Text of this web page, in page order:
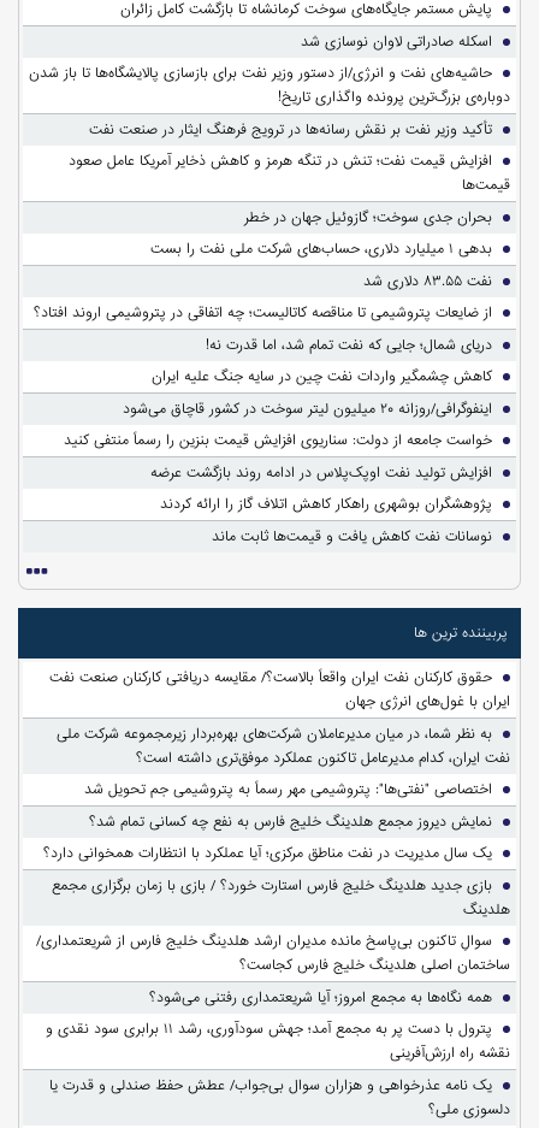
پایش مستمر جایگاه‌های سوخت کرمانشاه تا بازگشت کامل زائران
اسکله صادراتی لاوان نوسازی شد
حاشیه‌های نفت و انرژی/از دستور وزیر نفت برای بازسازی پالایشگاه‌ها تا باز شدن
دوباره‌ی بزرگ‌ترین پرونده واگذاری تاریخ!
تأکید وزیر نفت بر نقش رسانه‌ها در ترویج فرهنگ ایثار در صنعت نفت
افزایش قیمت نفت؛ تنش در تنگه هرمز و کاهش ذخایر آمریکا عامل صعود
قیمت‌ها
بحران جدی سوخت؛ گازوئیل جهان در خطر
بدهی ۱ میلیارد دلاری، حساب‌های شرکت ملی نفت را بست
نفت ۸۳.۵۵ دلاری شد
از ضایعات پتروشیمی تا مناقصه کاتالیست؛ چه اتفاقی در پتروشیمی اروند افتاد؟
دریای شمال؛ جایی که نفت تمام شد، اما قدرت نه!
کاهش چشمگیر واردات نفت چین در سایه جنگ علیه ایران
اینفوگرافی/روزانه ۲۰ میلیون لیتر سوخت در کشور قاچاق می‌شود
خواست جامعه از دولت: سناریوی افزایش قیمت بنزین را رسماً منتفی کنید
افزایش تولید نفت اوپک‌پلاس در ادامه روند بازگشت عرضه
پژوهشگران بوشهری راهکار کاهش اتلاف گاز را ارائه کردند
نوسانات نفت کاهش یافت و قیمت‌ها ثابت ماند
پربیننده ترین ها
حقوق کارکنان نفت ایران واقعاً بالاست؟/ مقایسه دریافتی کارکنان صنعت نفت
ایران با غول‌های انرژی جهان
به نظر شما، در میان مدیرعاملان شرکت‌های بهره‌بردار زیرمجموعه شرکت ملی
نفت ایران، کدام مدیرعامل تاکنون عملکرد موفق‌تری داشته است؟
اختصاصی "نفتی‌ها": پتروشیمی مهر رسماً به پتروشیمی جم تحویل شد
نمایش دیروز مجمع هلدینگ خلیج فارس به نفع چه کسانی تمام شد؟
یک سال مدیریت در نفت مناطق مرکزی؛ آیا عملکرد با انتظارات همخوانی دارد؟
بازی جدید هلدینگ خلیج فارس استارت خورد؟ / بازی با زمان برگزاری مجمع
هلدینگ
سوالِ تاکنون بی‌پاسخ مانده مدیران ارشد هلدینگ خلیج فارس از شریعتمداری/
ساختمان اصلی هلدینگ خلیج فارس کجاست؟
همه نگاه‌ها به مجمع امروز؛ آیا شریعتمداری رفتنی می‌شود؟
پترول با دست پر به مجمع آمد؛ جهش سودآوری، رشد ۱۱ برابری سود نقدی و
نقشه راه ارزش‌آفرینی
یک نامه عذرخواهی و هزاران سوال بی‌جواب/ عطش حفظ صندلی و قدرت یا
دلسوزی ملی؟